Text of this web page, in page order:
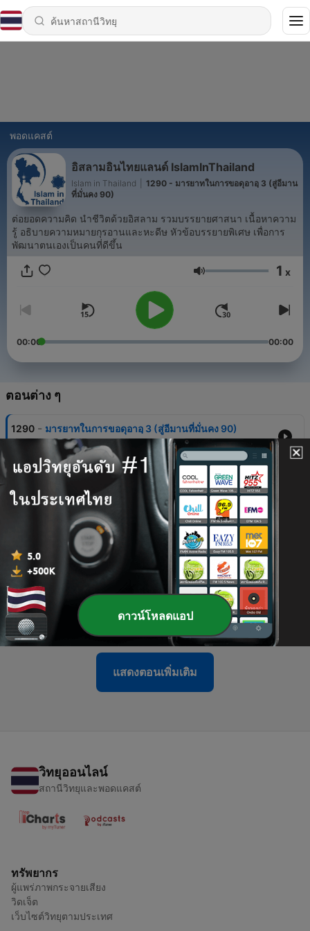
พอดแคสต์
อิสลามอินไทยแลนด์ IslamInThailand
Islam in Thailand
1290 - มารยาทในการขอดุอาอฺ 3 (สู่อีมาน
ที่มั่นคง 90)
ต่อยอดความคิด นำชีวิตด้วยอิสลาม รวมบรรยายศาสนา เนื้อหาความ
รู้ อธิบายความหมายกุรอานและหะดีษ หัวข้อบรรยายพิเศษ เพื่อการ
พัฒนาตนเองเป็นคนที่ดีขึ้น
ระดับเสียง 1 x
00:00 00:00
ตอนต่าง ๆ
1290 - มารยาทในการขอดุอาอฺ 3 (สู่อีมานที่มั่นคง 90)
09 ส.ค. 2026
1289 - ซูเราะฮฺอาลิอิมรอน 60 (อายะฮฺ 118 (2))
09 ส.ค. 2026
015 ซูเราะฮฺ อัลฮิจรฺ / เชคริฎอ อะหมัด สมะดี حفظه الله
1287 - มารยาทในการขอดุอาอฺ 2 (สู่อีมานที่มั่นคง 89)
08 ส.ค. 2026
1286 - ซูเราะฮฺอาลิอิมรอน 59 (อายะฮฺ 118 (1))
08 ส.ค. 2026
แสดงตอนเพิ่มเติม
วิทยุออนไลน์
สถานีวิทยุและพอดแคสต์
ทรัพยากร
ผู้แพร่ภาพกระจายเสียง
วิดเจ็ต
เว็บไซต์วิทยุตามประเทศ
ดาวน์โหลดแอป